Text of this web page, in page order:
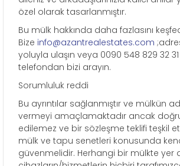
özel olarak tasarlanmıştır.
Bu mülk hakkında daha fazlasını
Bize info@azantrealestates.com
yoluyla ulaşın veya 0090 548 829 32
telefondan bizi arayın.
Sorumluluk reddi
Bu ayrıntılar sağlanmıştır ve mülkün
vermeyi amaçlamaktadır ancak
edilemez ve bir sözleşme teklifi teşkil
mülk ve tapu senetleri konusunda
güvenmelidir. Herhangi bir mülkte yer